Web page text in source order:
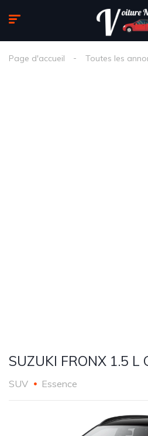
Page d'accueil Toutes les
SUZUKI FRONX 1.5 L
SUV Essence